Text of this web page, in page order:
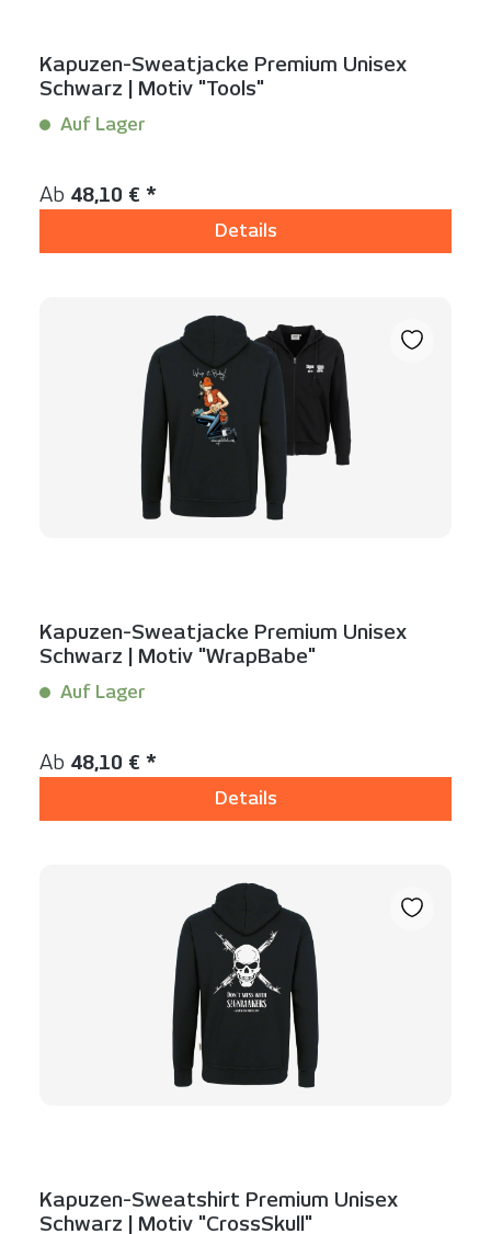
Kapuzen-Sweatjacke Premium Unisex
Schwarz | Motiv "Tools"
Auf Lager
Regulärer Preis:
Ab 48,10 € *
Details
Kapuzen-Sweatjacke Premium Unisex
Schwarz | Motiv "WrapBabe"
Auf Lager
Regulärer Preis:
Ab 48,10 € *
Details
Kapuzen-Sweatshirt Premium Unisex
Schwarz | Motiv "CrossSkull"